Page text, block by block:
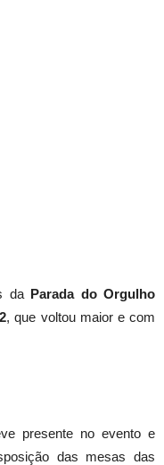
da Parada do Orgulho
, que voltou maior e com
presente no evento e
das mesas das